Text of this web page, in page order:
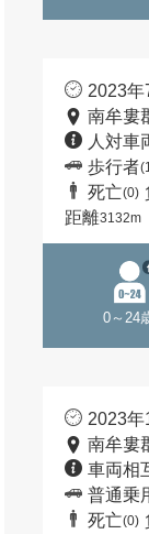
2023年
南牟婁
人対車
歩行者
死亡(0)
距離3132m
0～24
2023年
南牟婁
車両相
普通乗
死亡(0)